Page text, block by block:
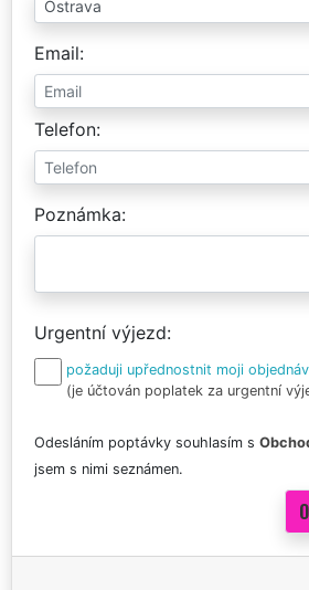
Email
Telefon
Poznámka
Urgentní výjezd
požaduji upřednostnit moji
(je účtován poplatek za urgentní
Odesláním poptávky souhlasím s
jsem s nimi seznámen.